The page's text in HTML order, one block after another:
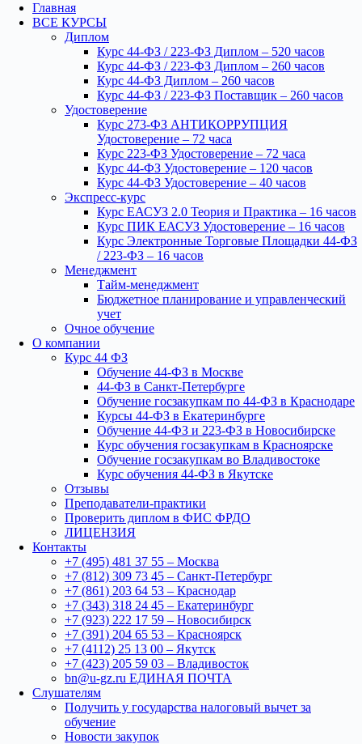
Главная
ВСЕ КУРСЫ
Диплом
Курс 44-ФЗ / 223-ФЗ Диплом – 520 часов
Курс 44-ФЗ / 223-ФЗ Диплом – 260 часов
Курс 44-ФЗ Диплом – 260 часов
Курс 44-ФЗ / 223-ФЗ Поставщик – 260 часов
Удостоверение
Курс 273-ФЗ АНТИКОРРУПЦИЯ
Удостоверение – 72 часа
Курс 223-ФЗ Удостоверение – 72 часа
Курс 44-ФЗ Удостоверение – 120 часов
Курс 44-ФЗ Удостоверение – 40 часов
Экспресс-курс
Курс ЕАСУЗ 2.0 Теория и Практика – 16 часов
Курс ПИК ЕАСУЗ Удостоверение – 16 часов
Курс Электронные Торговые Площадки 44-ФЗ
/ 223-ФЗ – 16 часов
Менеджмент
Тайм-менеджмент
Бюджетное планирование и управленческий
учет
Очное обучение
О компании
Курс 44 ФЗ
Обучение 44-ФЗ в Москве
44-ФЗ в Санкт-Петербурге
Обучение госзакупкам по 44-ФЗ в Краснодаре
Курсы 44-ФЗ в Екатеринбурге
Обучение 44-ФЗ и 223-ФЗ в Новосибирске
Курс обучения госзакупкам в Красноярске
Обучение госзакупкам во Владивостоке
Курс обучения 44-ФЗ в Якутске
Отзывы
Преподаватели-практики
Проверить диплом в ФИС ФРДО
ЛИЦЕНЗИЯ
Контакты
+7 (495) 481 37 55 – Москва
+7 (812) 309 73 45 – Санкт-Петербург
+7 (861) 203 64 53 – Краснодар
+7 (343) 318 24 45 – Екатеринбург
+7 (923) 222 17 59 – Новосибирск
+7 (391) 204 65 53 – Красноярск
+7 (4112) 25 13 00 – Якутск
+7 (423) 205 59 03 – Владивосток
bn@u-gz.ru ЕДИНАЯ ПОЧТА
Слушателям
Получить у государства налоговый вычет за
обучение
Новости закупок